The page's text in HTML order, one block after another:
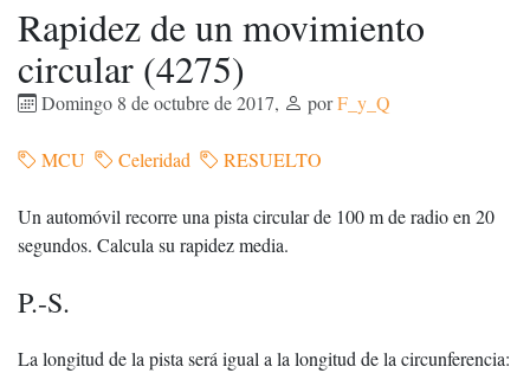
Rapidez de un movimiento
circular (4275)
Domingo 8 de octubre de 2017, porF_y_Q
MCU Celeridad RESUELTO
Un automóvil recorre una pista circular de 100 m de radio en 20
segundos. Calcula su rapidez media.
P.-S.
La longitud de la pista será igual a la longitud de la circunferencia: